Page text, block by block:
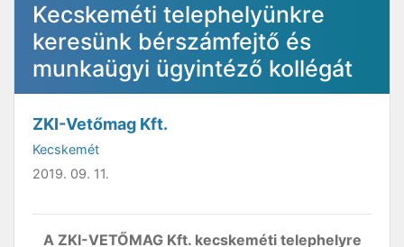
Kecskeméti telephelyünkre
keresünk bérszámfejtő és
munkaügyi ügyintéző kollégát
ZKI-Vetőmag Kft.
Kecskemét
2019. 09. 11.
A ZKI-VETŐMAG Kft. kecskeméti telephelyre